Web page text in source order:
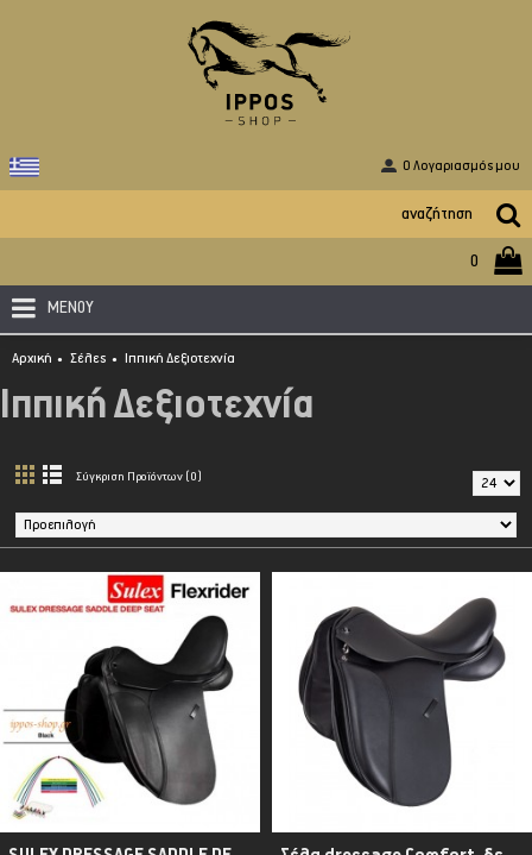
0
O Λογαριασμός μου
ΜΕΝΟΥ
Αρχική Σέλες Ιππική Δεξιοτεχνία
Ιππική Δεξιοτεχνία
Σύγκριση Προϊόντων (0)